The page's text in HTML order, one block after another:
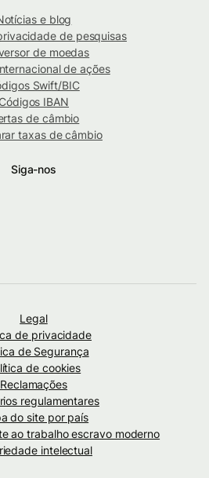
e blog
de pesquisas
de moedas
de ações
Swift/BIC
Códigos IBAN
de câmbio
taxas de câmbio
Siga-nos
Legal
de privacidade
de Segurança
de cookies
Reclamações
regulamentares
do site por país
ao trabalho escravo moderno
intelectual